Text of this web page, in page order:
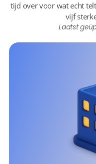
tijd over voor wat echt
vijf
Laatst